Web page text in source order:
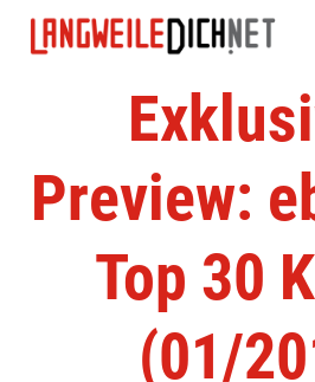
Preview:
Top 30
(01/